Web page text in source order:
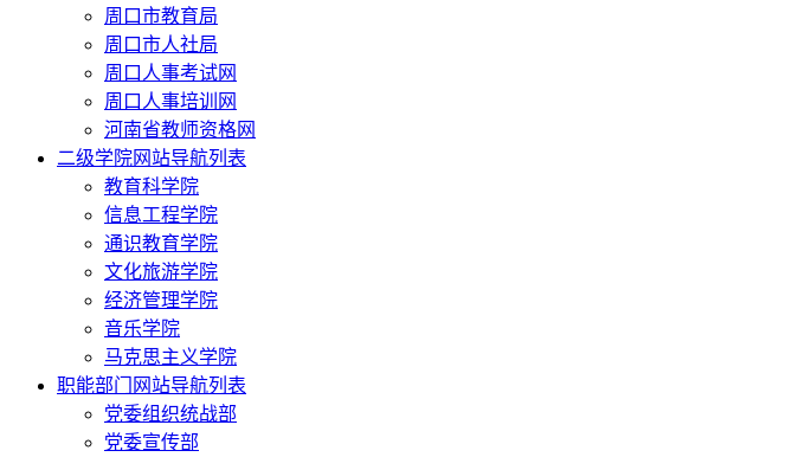
周口市教育局
周口市人社局
周口人事考试网
周口人事培训网
河南省教师资格网
二级学院网站导航列表
教育科学院
信息工程学院
通识教育学院
文化旅游学院
经济管理学院
音乐学院
马克思主义学院
职能部门网站导航列表
党委组织统战部
党委宣传部